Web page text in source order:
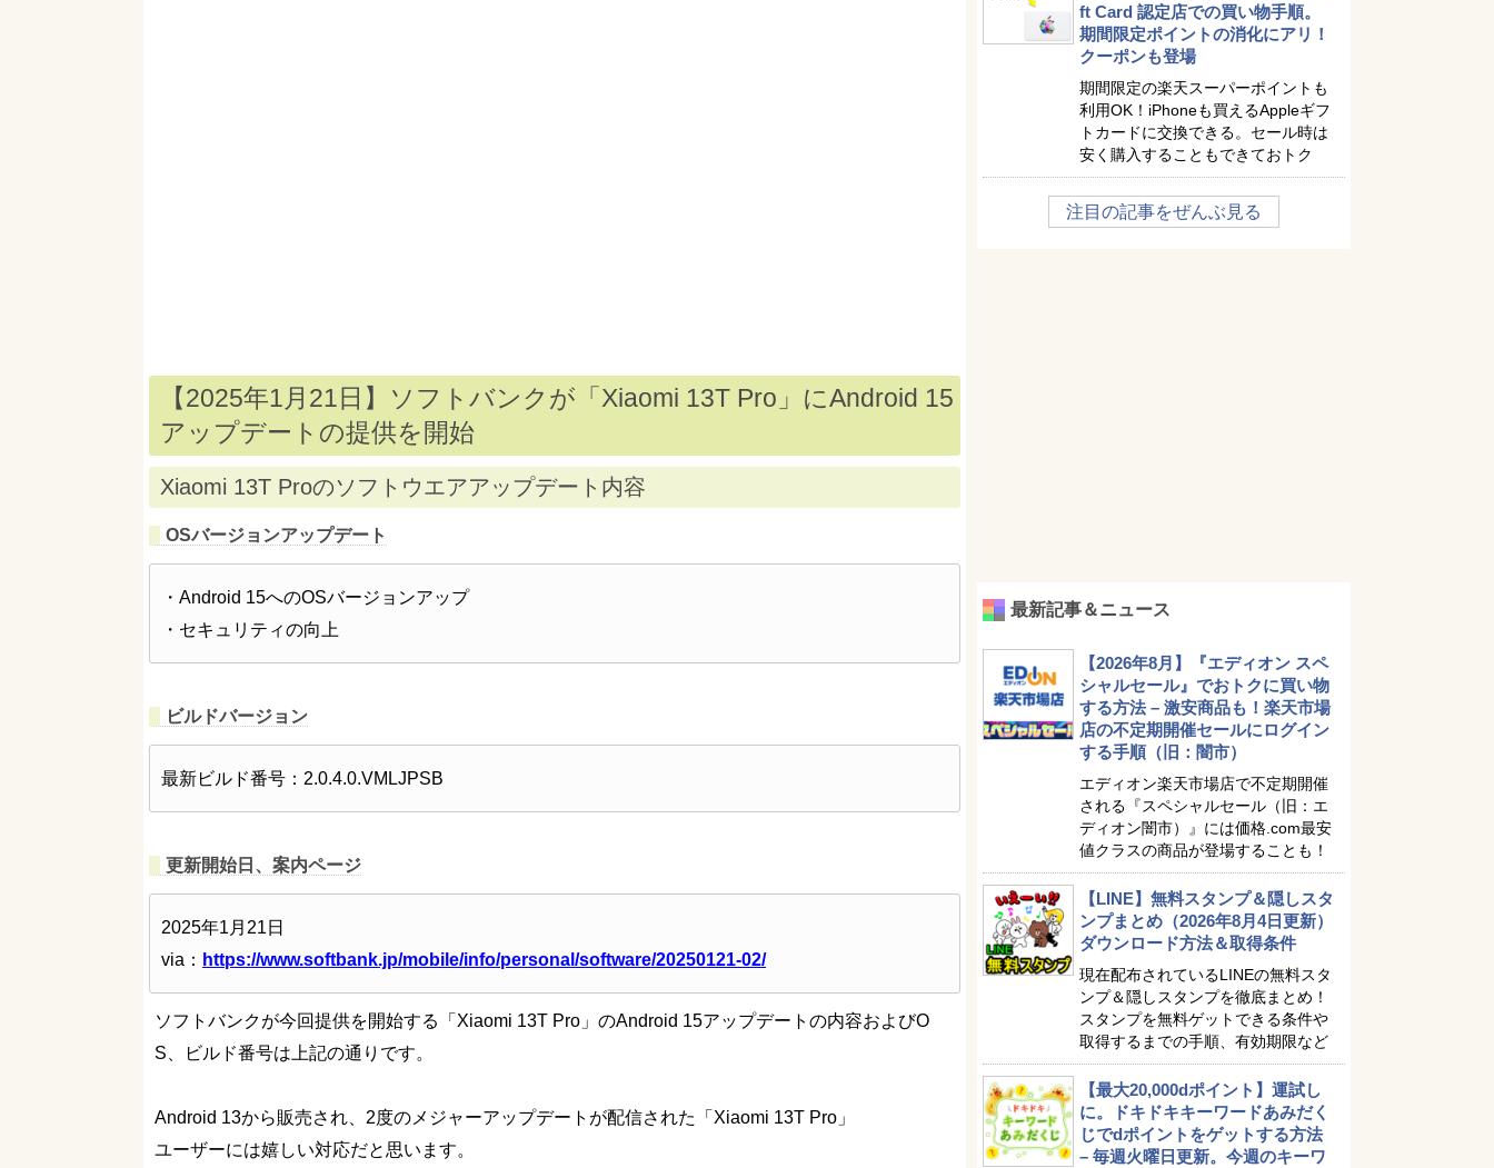
【2025年1月21日】ソフトバンクが「Xiaomi 13T Pro」にAndroid 15
アップデートの提供を開始
Xiaomi 13T Proのソフトウエアアップデート内容
OSバージョンアップデート
・Android 15へのOSバージョンアップ
・セキュリティの向上
ビルドバージョン
最新ビルド番号：2.0.4.0.VMLJPSB
更新開始日、案内ページ
2025年1月21日
via： https://www.softbank.jp/mobile/info/personal/software/20250121-02/
ソフトバンクが今回提供を開始する「Xiaomi 13T Pro」のAndroid 15アップデートの内容およびO
S、ビルド番号は上記の通りです。
Android 13から販売され、2度のメジャーアップデートが配信された「Xiaomi 13T Pro」
ユーザーには嬉しい対応だと思います。
ft Card 認定店での買い物手順。
期間限定ポイントの消化にアリ！
クーポンも登場
期間限定の楽天スーパーポイントも
利用OK！iPhoneも買えるAppleギフ
トカードに交換できる。セール時は
安く購入することもできておトク
注目の記事をぜんぶ見る
最新記事＆ニュース
【2026年8月】『エディオン スペ
シャルセール』でおトクに買い物
する方法 – 激安商品も！楽天市場
店の不定期開催セールにログイン
する手順（旧：闇市）
エディオン楽天市場店で不定期開催
される『スペシャルセール（旧：エ
ディオン闇市）』には価格.com最安
値クラスの商品が登場することも！
【LINE】無料スタンプ＆隠しスタ
ンプまとめ（2026年8月4日更新）
ダウンロード方法＆取得条件
現在配布されているLINEの無料スタ
ンプ＆隠しスタンプを徹底まとめ！
スタンプを無料ゲットできる条件や
取得するまでの手順、有効期限など
【最大20,000dポイント】運試し
に。ドキドキキーワードあみだく
じでdポイントをゲットする方法
– 毎週火曜日更新。今週のキーワ